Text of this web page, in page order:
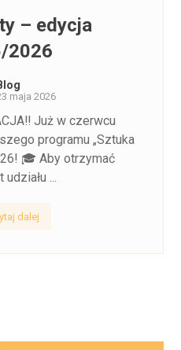
– edycja
2026
maja 2026
Już w czerwcu
programu „Sztuka
🎓 Aby otrzymać
...
dalej